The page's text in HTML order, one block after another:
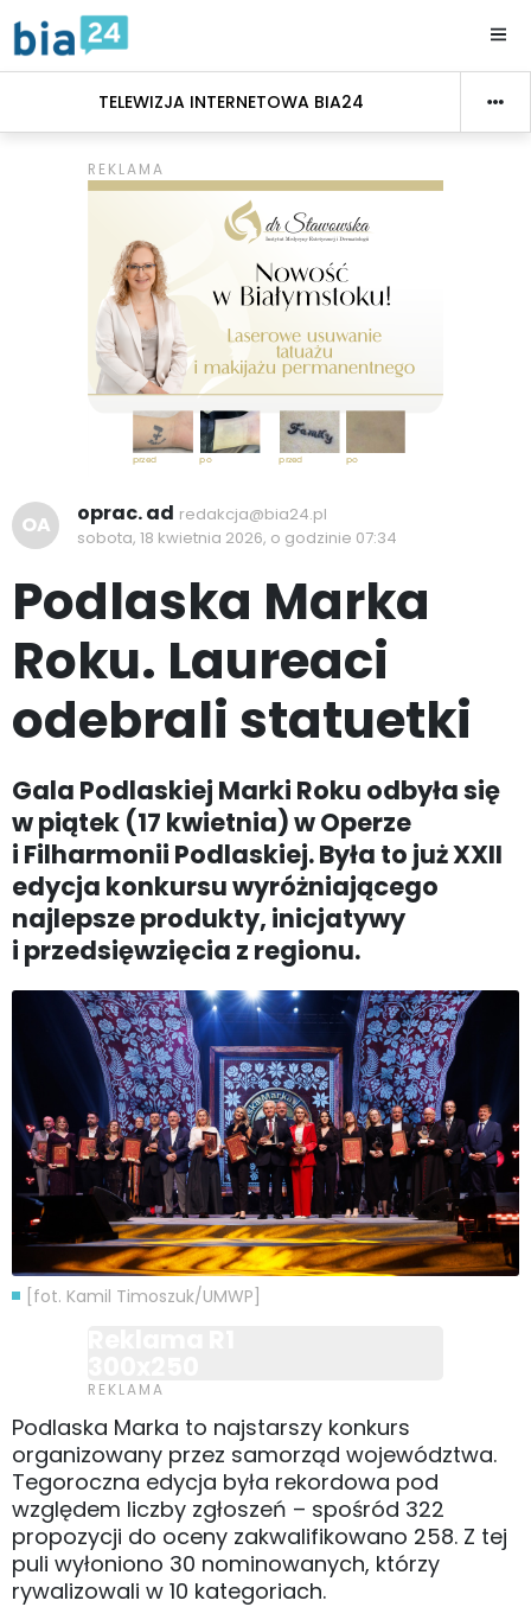
TELEWIZJA INTERNETOWA BIA24
OA oprac. ad redakcja@bia24.pl
sobota, 18 kwietnia 2026, o godzinie 07:34
Podlaska Marka
Roku. Laureaci
odebrali statuetki
Gala Podlaskiej Marki Roku odbyła się
w piątek (17 kwietnia) w Operze
i Filharmonii Podlaskiej. Była to już XXII
edycja konkursu wyróżniającego
najlepsze produkty, inicjatywy
i przedsięwzięcia z regionu.
[fot. Kamil Timoszuk/UMWP]
Podlaska Marka to najstarszy konkurs
organizowany przez samorząd województwa.
Tegoroczna edycja była rekordowa pod
względem liczby zgłoszeń – spośród 322
propozycji do oceny zakwalifikowano 258. Z tej
puli wyłoniono 30 nominowanych, którzy
rywalizowali w 10 kategoriach.